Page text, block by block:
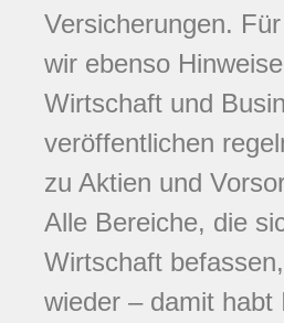
Versicherungen.
wir ebenso
Wirtschaft und
veröffentlichen
zu Aktien und
Alle Bereiche, die
Wirtschaft
wieder – damit habt